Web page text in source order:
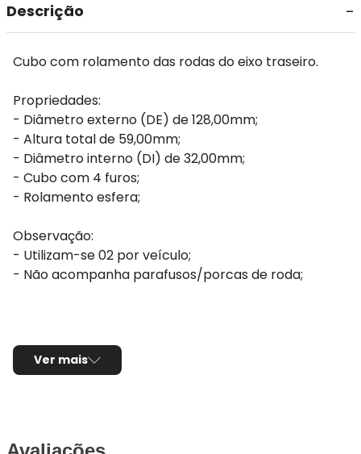
Descrição
Cubo com rolamento das rodas do eixo traseiro.
Propriedades:
- Diâmetro externo (DE) de 128,00mm;
- Altura total de 59,00mm;
- Diâmetro interno (DI) de 32,00mm;
- Cubo com 4 furos;
- Rolamento esfera;
Observação:
- Utilizam-se 02 por veículo;
- Não acompanha parafusos/porcas de roda;
Ver mais